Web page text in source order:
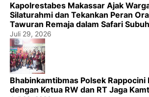
Kapolrestabes Makassar Ajak
Silaturahmi dan Tekankan Peran
Tawuran Remaja dalam Safari Subuh
Juli 29, 2026
Bhabinkamtibmas Polsek Rappocini
dengan Ketua RW dan RT Jaga